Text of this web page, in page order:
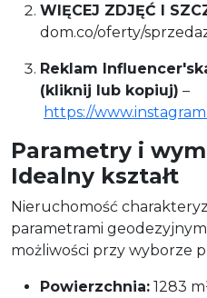
WIĘCEJ ZDJĘĆ I
dom.co/oferty/
Reklam
(kliknij lub kopiuj) –
https://
Parametry i
Idealny kształt
Nieruchomość
parametrami
możliwości przy wyborze
Powierzchnia: 1283